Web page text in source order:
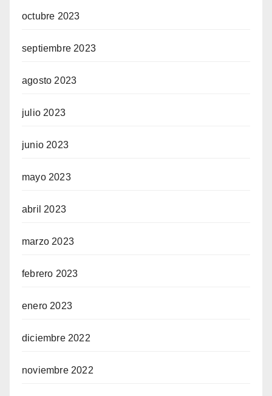
octubre 2023
septiembre 2023
agosto 2023
julio 2023
junio 2023
mayo 2023
abril 2023
marzo 2023
febrero 2023
enero 2023
diciembre 2022
noviembre 2022